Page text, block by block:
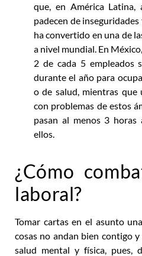
que, en América Latina,
padecen de
ha convertido en una de
a nivel mundial. En
2 de cada 5 empleados
durante el año para
o de salud, mientras
con problemas de estos
pasan al menos 3 horas
ellos.
¿Cómo
laboral?
Tomar cartas en el asunto
cosas no andan bien contigo
salud mental y física, pues,